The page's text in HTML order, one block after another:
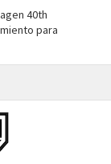
40th
para